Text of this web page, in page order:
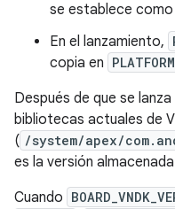
se establece como
En el lanzamiento,
copia en
Después de que se
bibliotecas actuales de
( /system/apex/
es la versión
Cuando